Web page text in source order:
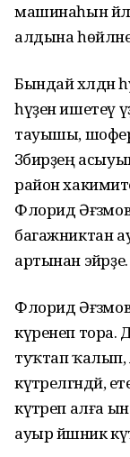
машинаһын
алдына
Бындай хәлдән
һүҙен ишетеү
тауышы,
Зәбирҙең
район
Флорид
багажниктан
артынан эйәрҙе.
Флорид
күренеп тора.
туҡтап ҡалып,
күтәрелгәндәй,
күтәреп алға
ауыр йәшник